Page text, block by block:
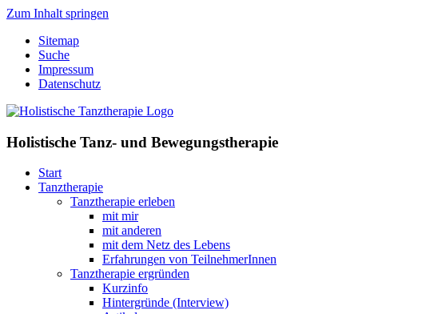
Zum Inhalt springen
Sitemap
Suche
Impressum
Datenschutz
Holistische Tanz- und Bewegungstherapie
Start
Tanztherapie
Tanztherapie erleben
mit mir
mit anderen
mit dem Netz des Lebens
Erfahrungen von TeilnehmerInnen
Tanztherapie ergründen
Kurzinfo
Hintergründe (Interview)